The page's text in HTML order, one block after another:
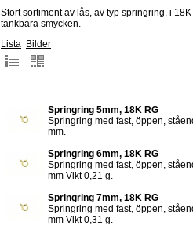
Stort sortiment av lås, av typ springring, i
tänkbara smycken.
Lista Bilder
Springring 5mm, 18K RG
Springring med fast, öppen,
mm.
Springring 6mm, 18K RG
Springring med fast, öppen,
mm Vikt 0,21 g.
Springring 7mm, 18K RG
Springring med fast, öppen,
mm Vikt 0,31 g.